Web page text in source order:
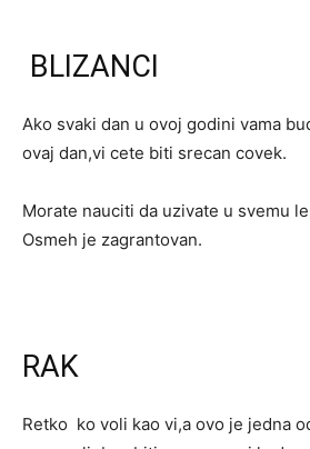
BLIZANCI
Ako svaki dan u ovoj godini vama
ovaj dan,vi cete biti srecan covek.
Morate nauciti da uzivate u svemu
Osmeh je zagrantovan.
RAK
Retko ko voli kao vi,a ovo je jedna